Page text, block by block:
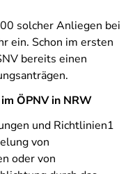
solcher Anliegen bei
ein. Schon im ersten
bereits einen
ÖPNV in NRW
und Richtlinien1
von
oder von